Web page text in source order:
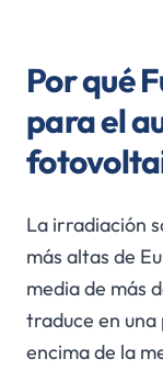
Por qué
para el
La irradiación
más altas de
media de más
traduce en
encima de la